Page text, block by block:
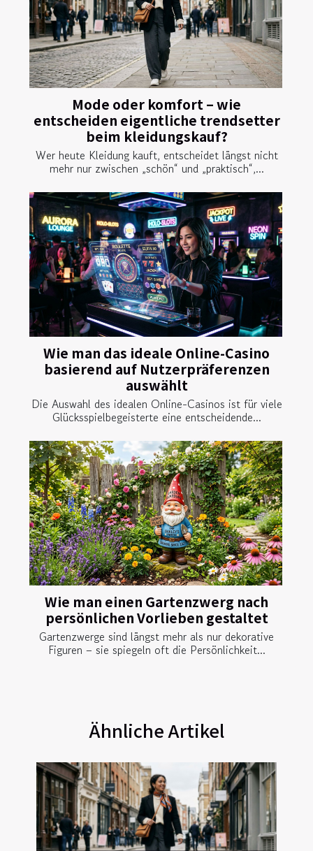
Mode oder komfort – wie
entscheiden eigentliche trendsetter
beim kleidungskauf?
Wer heute Kleidung kauft, entscheidet längst nicht
mehr nur zwischen „schön“ und „praktisch“,...
Wie man das ideale Online-Casino
basierend auf Nutzerpräferenzen
auswählt
Die Auswahl des idealen Online-Casinos ist für viele
Glücksspielbegeisterte eine entscheidende...
Wie man einen Gartenzwerg nach
persönlichen Vorlieben gestaltet
Gartenzwerge sind längst mehr als nur dekorative
Figuren – sie spiegeln oft die Persönlichkeit...
Ähnliche Artikel